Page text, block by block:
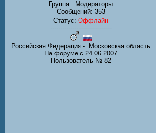
Группа:
Модераторы
Сообщений: 353
Статус: Оффлайн
-------------------------------
Российская Федерация - Московская область
На форуме с 24.06.2007
Пользователь № 82